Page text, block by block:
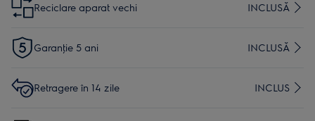
Reciclare aparat vechi INCLUSĂ
Garanţie 5 ani INCLUSĂ
Retragere în 14 zile INCLUS